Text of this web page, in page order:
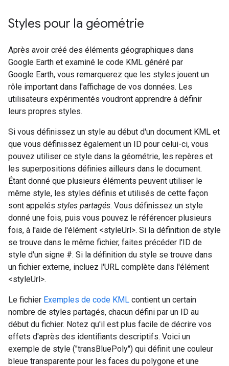
Styles pour la géométrie
Après avoir créé des éléments géographiques dans
Google Earth et examiné le code KML généré par
Google Earth, vous remarquerez que les styles jouent un
rôle important dans l'affichage de vos données. Les
utilisateurs expérimentés voudront apprendre à définir
leurs propres styles.
Si vous définissez un style au début d'un document KML et
que vous définissez également un ID pour celui-ci, vous
pouvez utiliser ce style dans la géométrie, les repères et
les superpositions définies ailleurs dans le document.
Étant donné que plusieurs éléments peuvent utiliser le
même style, les styles définis et utilisés de cette façon
sont appelés styles partagés. Vous définissez un style
donné une fois, puis vous pouvez le référencer plusieurs
fois, à l'aide de l'élément <styleUrl>. Si la définition de style
se trouve dans le même fichier, faites précéder l'ID de
style d'un signe #. Si la définition du style se trouve dans
un fichier externe, incluez l'URL complète dans l'élément
<styleUrl>.
Le fichier Exemples de code KML contient un certain
nombre de styles partagés, chacun défini par un ID au
début du fichier. Notez qu'il est plus facile de décrire vos
effets d'après des identifiants descriptifs. Voici un
exemple de style ("transBluePoly") qui définit une couleur
bleue transparente pour les faces du polygone et une